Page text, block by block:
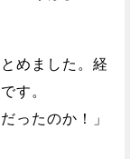
めました。経
す。
ったのか！」